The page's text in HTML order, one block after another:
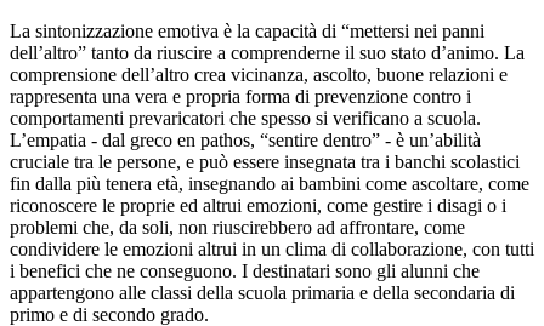
La sintonizzazione emotiva è la capacità di “mettersi nei panni
dell’altro” tanto da riuscire a comprenderne il suo stato d’animo. La
comprensione dell’altro crea vicinanza, ascolto, buone relazioni e
rappresenta una vera e propria forma di prevenzione contro i
comportamenti prevaricatori che spesso si verificano a scuola.
L’empatia - dal greco en pathos, “sentire dentro” - è un’abilità
cruciale tra le persone, e può essere insegnata tra i banchi scolastici
fin dalla più tenera età, insegnando ai bambini come ascoltare, come
riconoscere le proprie ed altrui emozioni, come gestire i disagi o i
problemi che, da soli, non riuscirebbero ad affrontare, come
condividere le emozioni altrui in un clima di collaborazione, con tutti
i benefici che ne conseguono. I destinatari sono gli alunni che
appartengono alle classi della scuola primaria e della secondaria di
primo e di secondo grado.